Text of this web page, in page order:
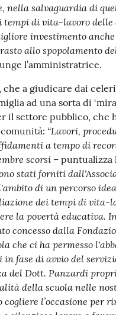
nella salvaguardia di
di vita-lavoro delle
investimento
allo spopolamento
l’amministratrice.
che a giudicare dai
ad una sorta di
il settore pubblico, che
“Lavori,
a tempo di
scorsi – puntualizza
stati forniti
di un percorso
dei tempi di vita-
la povertà educativa.
concesso dalla
che ci ha permesso
fase di avvio del
del Dott. Panzardi
della scuola nelle
cogliere l’occasione per